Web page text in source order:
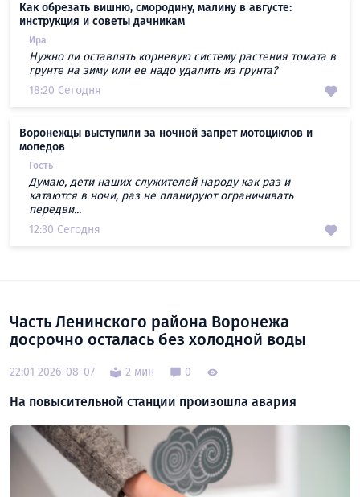
Как обрезать вишню, смородину, малину в августе:
инструкция и советы дачникам
Ира
Нужно ли оставлять корневую систему растения томата в
грунте на зиму или ее надо удалить из грунта?
18:20 Сегодня
Воронежцы выступили за ночной запрет мотоциклов и
мопедов
Гость
Думаю, дети наших служителей народу как раз и
катаются в ночи, раз не планируют ограничивать
передви...
12:30 Сегодня
Часть Ленинского района Воронежа
досрочно осталась без холодной воды
22:01 2026-08-07 2 мин 0
На повысительной станции произошла авария